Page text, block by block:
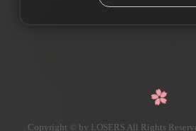
Copyright © by LOSERS All Rights